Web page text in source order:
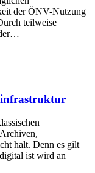
der ÖNV-Nutzung
teilweise
halt. Denn es gilt
ist wird an